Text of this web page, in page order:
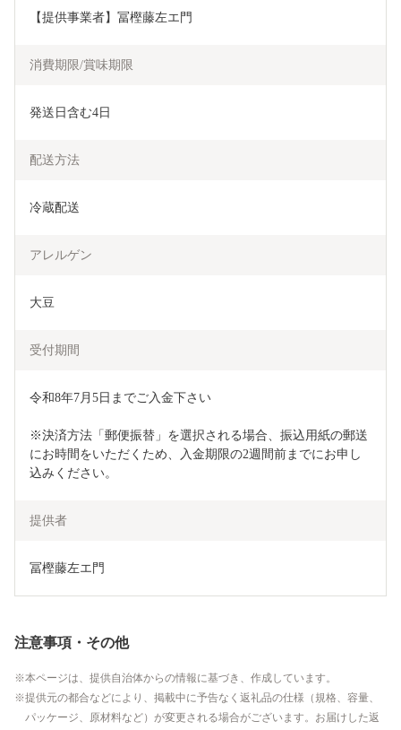
【提供事業者】冨樫藤左エ門
消費期限/賞味期限
発送日含む4日
配送方法
冷蔵配送
アレルゲン
大豆
受付期間
令和8年7月5日までご入金下さい
※決済方法「郵便振替」を選択される場合、振込用紙の郵送
にお時間をいただくため、入金期限の2週間前までにお申し
込みください。
提供者
冨樫藤左エ門
注意事項・その他
本ページは、提供自治体からの情報に基づき、作成しています。
提供元の都合などにより、掲載中に予告なく返礼品の仕様（規格、容量、
パッケージ、原材料など）が変更される場合がございます。お届けした返